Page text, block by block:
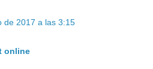
de 2017 a las 3:15
online